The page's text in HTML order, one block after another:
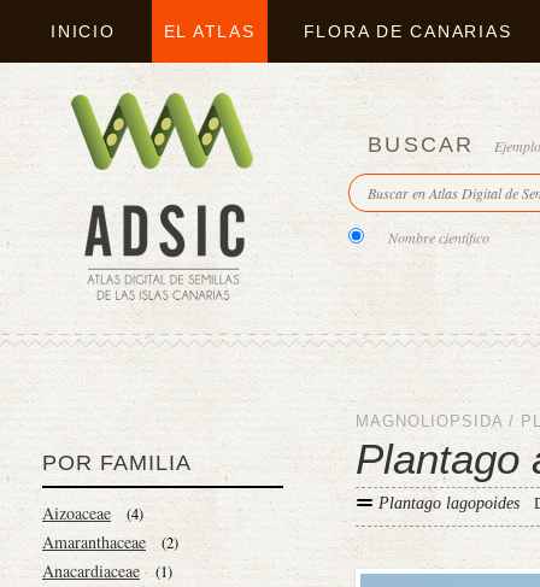
INICIO EL ATLAS FLORA DE CANARIAS
BUSCAR
Nombre científico
POR FAMILIA
Aizoaceae (4)
Amaranthaceae (2)
Anacardiaceae (1)
MAGNOLIOPSIDA /
Plantago
Plantago lagopoides